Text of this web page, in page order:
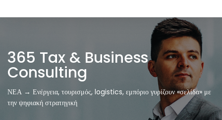
365 Tax & Business
Consulting
ΝΕΑ → Ενέργεια, τουρισμός, logistics, εμπόριο γυρίζουν «σελίδα» με
την ψηφιακή στρατηγική